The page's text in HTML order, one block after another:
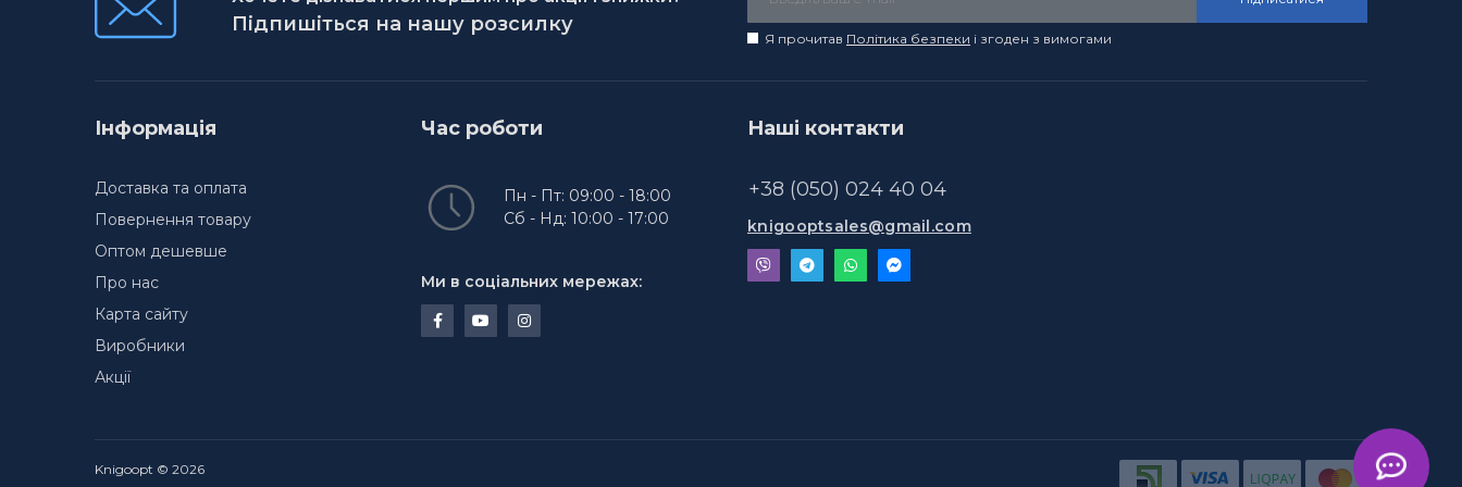
Підпишіться на нашу розсилку
Я прочитав Політика безпеки і згоден з вимогами
Інформація
Доставка та оплата
Повернення товару
Оптом дешевше
Про нас
Карта сайту
Виробники
Акції
Час роботи
Пн - Пт: 09:00 - 18:00
Сб - Нд: 10:00 - 17:00
Ми в соціальних мережах:
Наші контакти
+38 (050) 024 40 04
knigooptsales@gmail.com
Knigoopt © 2026